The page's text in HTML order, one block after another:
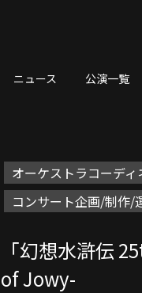
ニュース 公演一覧
オーケストラコーディ
コンサート企画/制作/
「幻想水滸伝
of Jowy-